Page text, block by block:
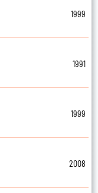
1999
1991
1999
2008